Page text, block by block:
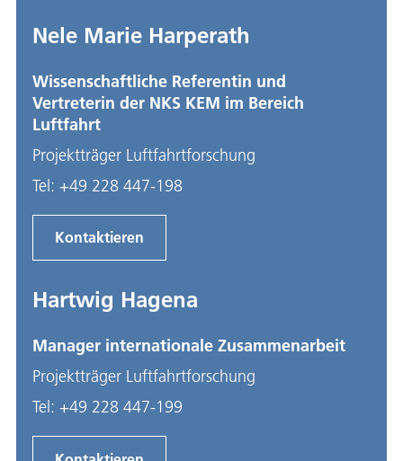
Nele Marie Harperath
Wissenschaftliche Referentin und
Vertreterin der NKS KEM im Bereich
Luftfahrt
Projektträger Luftfahrtforschung
Tel: +49 228 447-198
Kontaktieren
Hartwig Hagena
Manager internationale Zusammenarbeit
Projektträger Luftfahrtforschung
Tel: +49 228 447-199